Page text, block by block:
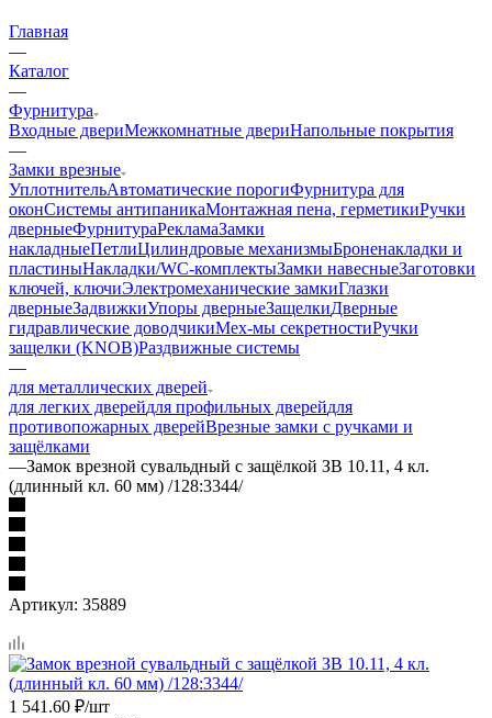
Главная
—
Каталог
—
Фурнитура
Входные двериМежкомнатные двериНапольные покрытия
—
Замки врезные
УплотнительАвтоматические порогиФурнитура для
оконСистемы антипаникаМонтажная пена, герметикиРучки
дверныеФурнитураРекламаЗамки
накладныеПетлиЦилиндровые механизмыБроненакладки и
пластиныНакладки/WC-комплектыЗамки навесныеЗаготовки
ключей, ключиЭлектромеханические замкиГлазки
дверныеЗадвижкиУпоры дверныеЗащелкиДверные
гидравлические доводчикиМех-мы секретностиРучки
защелки (KNOB)Раздвижные системы
—
для металлических дверей
для легких дверейдля профильных дверейдля
противопожарных дверейВрезные замки с ручками и
защёлками
—Замок врезной сувальдный с защёлкой ЗВ 10.11, 4 кл.
(длинный кл. 60 мм) /128:3344/
Артикул: 35889
1 541.60 ₽/шт